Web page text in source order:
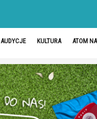
AUDYCJE KULTURA ATOM